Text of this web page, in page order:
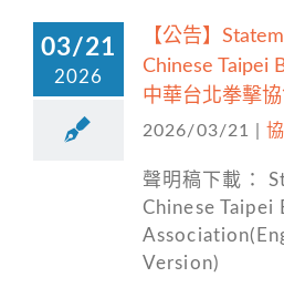
03/21
2026
【公告】
Chinese Taipei
中華台北拳擊
2026/03/21
聲明稿下載：
Chinese Taipei
Version)